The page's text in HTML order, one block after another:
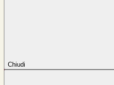
Chiudi